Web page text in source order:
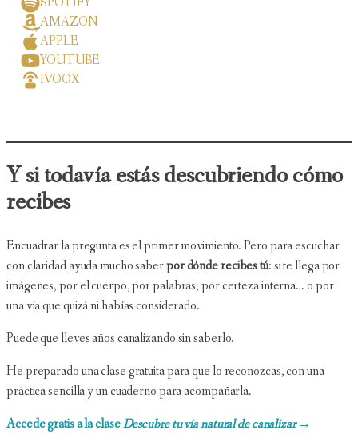
AMAZON
APPLE
YOUTUBE
IVOOX
Y si todavía estás descubriendo cómo
recibes
Encuadrar la pregunta es el primer movimiento. Pero para escuchar
con claridad ayuda mucho saberpor dónde recibes tú: si te llega por
imágenes, por el cuerpo, por palabras, por certeza interna… o por
una vía que quizá ni habías considerado.
Puede que lleves años canalizando sin saberlo.
He preparado una clase gratuita para que lo reconozcas, con una
práctica sencilla y un cuaderno para acompañarla.
Accede gratis a la claseDescubre tu vía natural de canalizar→